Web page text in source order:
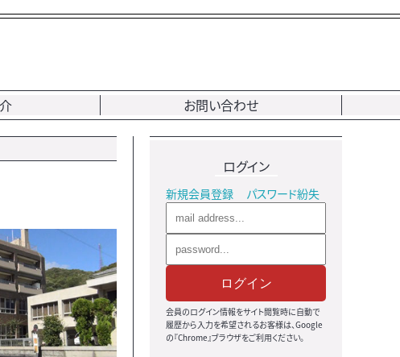
お問い合わせ
ログイン
新規会員登録 パスワード紛失
ログイン
会員のログイン情報をサイト閲覧時に自動で
履歴から入力を希望されるお客様は、Google
の『Chrome』ブラウザをご利用ください。